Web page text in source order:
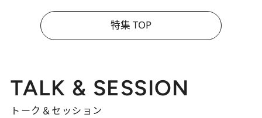
特集 TOP
TALK & SESSION
トーク＆セッション